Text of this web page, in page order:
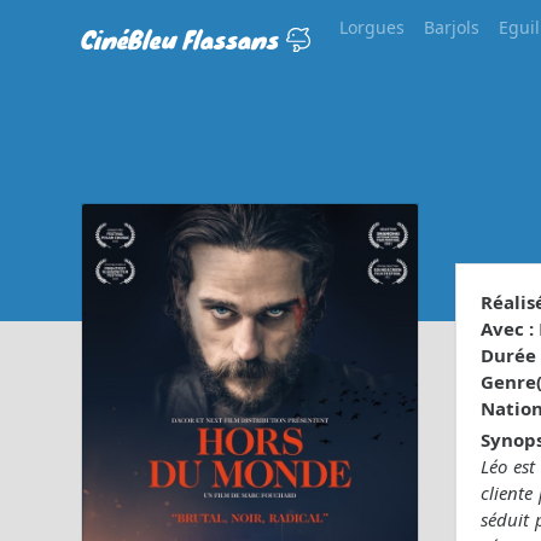
CinéBleu Flassans Lorgues Barjols
Avec :
Durée
Léo
cliente
séduit